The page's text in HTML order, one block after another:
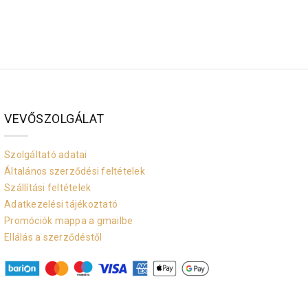
VEVŐSZOLGÁLAT
Szolgáltató adatai
Általános szerződési feltételek
Szállítási feltételek
Adatkezelési tájékoztató
Promóciók mappa a gmailbe
Ellálás a szerződéstől